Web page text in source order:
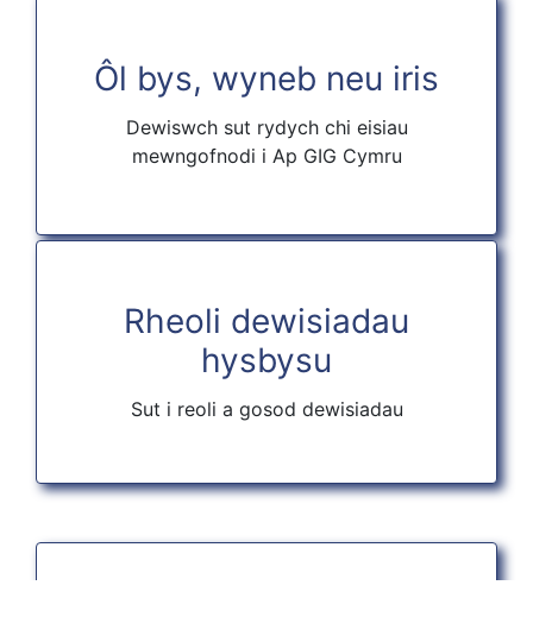
Ôl bys, wyneb neu iris
Dewiswch sut rydych chi eisiau
mewngofnodi i Ap GIG Cymru
Rheoli dewisiadau
hysbysu
Sut i reoli a gosod dewisiadau